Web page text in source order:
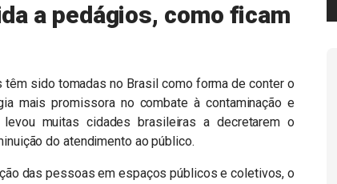
a pedágios, como ficam
sido tomadas no Brasil como forma de conter o
mais promissora no combate à contaminação e
muitas cidades brasileiras a decretarem o
do atendimento ao público.
das pessoas em espaços públicos e coletivos, o